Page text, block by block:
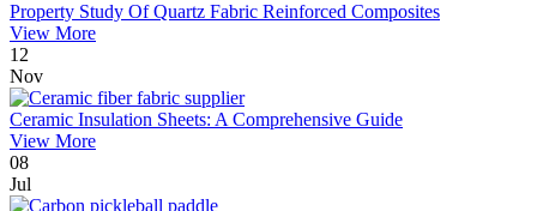
Property Study Of Quartz Fabric Reinforced Composites
View More
12
Nov
Ceramic Insulation Sheets: A Comprehensive Guide
View More
08
Jul